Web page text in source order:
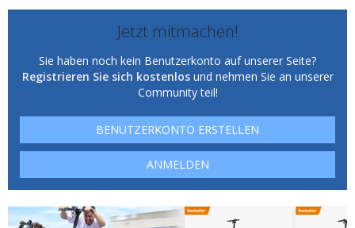
Jetzt mitmachen!
Sie haben noch kein Benutzerkonto auf unserer Seite?
Registrieren Sie sich kostenlosund nehmen Sie an unserer
Community teil!
BENUTZERKONTO ERSTELLEN
ANMELDEN